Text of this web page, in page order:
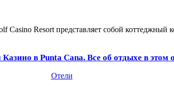
Casino Resort представляет собой коттеджный
в Punta Cana. Все об отдыхе в этом
Отели